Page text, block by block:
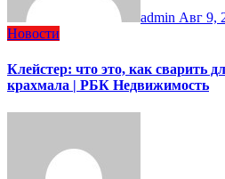
admin Авг 9,
Новости
Клейстер: что это, как сварить
крахмала | РБК Недвижимость